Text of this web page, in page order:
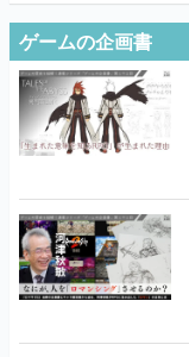
ゲームの企画書